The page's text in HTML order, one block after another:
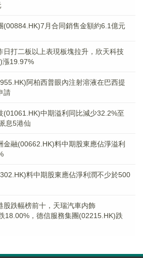
(00884.HK)7月合同銷售金額約6.1億元
日打二板以上表現板塊拉升，欣天科技
漲19.97%
阿柏西普眼內注射溶液在巴西提
請
(01061.HK)中期溢利同比減少32.2%至
息5港仙
金融(00662.HK)料中期股東應佔淨溢利
料中期股東應佔淨利潤不少於500
股跌幅榜前十，天瑞汽車内飾
18.00%，德信服務集團(02215.HK)跌